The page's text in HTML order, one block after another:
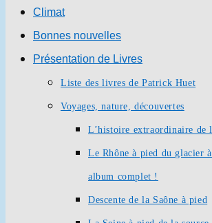
Climat
Bonnes nouvelles
Présentation de Livres
Liste des livres de Patrick Huet
Voyages, nature, découvertes
L’histoire extraordinaire
Le Rhône à pied du glacier
album complet !
Descente de la Saône à pied